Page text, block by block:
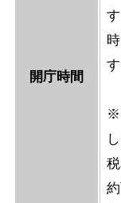
開庁時間
す
※